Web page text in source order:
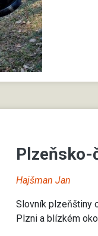
Hajšman Jan
Slovník plzeňštiny
Plzni a blízkém